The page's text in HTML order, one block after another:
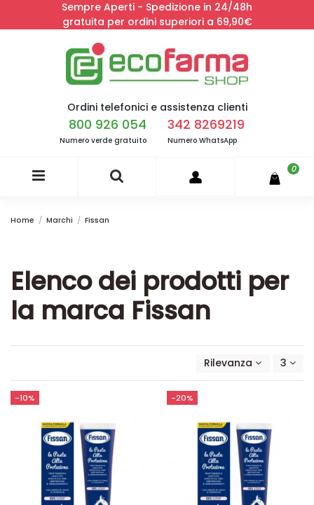
Sempre Aperti - Spedizione in 24/48h
gratuita per ordini superiori a 69,90€
Ordini telefonici e assistenza clienti
800 926 054
Numero verde gratuito
342 8269219
Numero WhatsApp
0
Home Marchi Fissan
Elenco dei prodotti per
la marca Fissan
Rilevanza 3
-10% -20%